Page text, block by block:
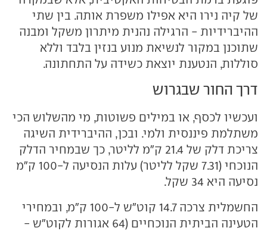
של קיה נירו היא אפילו משפרת אותה. בין שתי
ההיברידיות - הרגילה נהנית מיתרון משקל ומבנה
שתוכנן במקור לנשיאת מנוע בנזין בלבד וללא
סוללות, הנטענת יוצאת כשידה על התחתונה.
דרך החור שבגרוש
ועכשיו לכסף, או במילים פשוטות, מי מהשלוש הכי
משתלמת פיננסית ולמי. ובכן, ההיברידית השיגה
צריכת דלק של 21.4 ק"מ לליטר, כך שבמחיר הדלק
הנוכחי (7.31 שקל לליטר) עלות הנסיעה ל-100 ק"מ
נסיעה היא 34 שקל.
החשמלית צרכה 14.7 קוט"ש ל-100 ק"מ, ובמחירי
הטעינה הביתית הנוכחיים (64 אגורות לקוט"ש -